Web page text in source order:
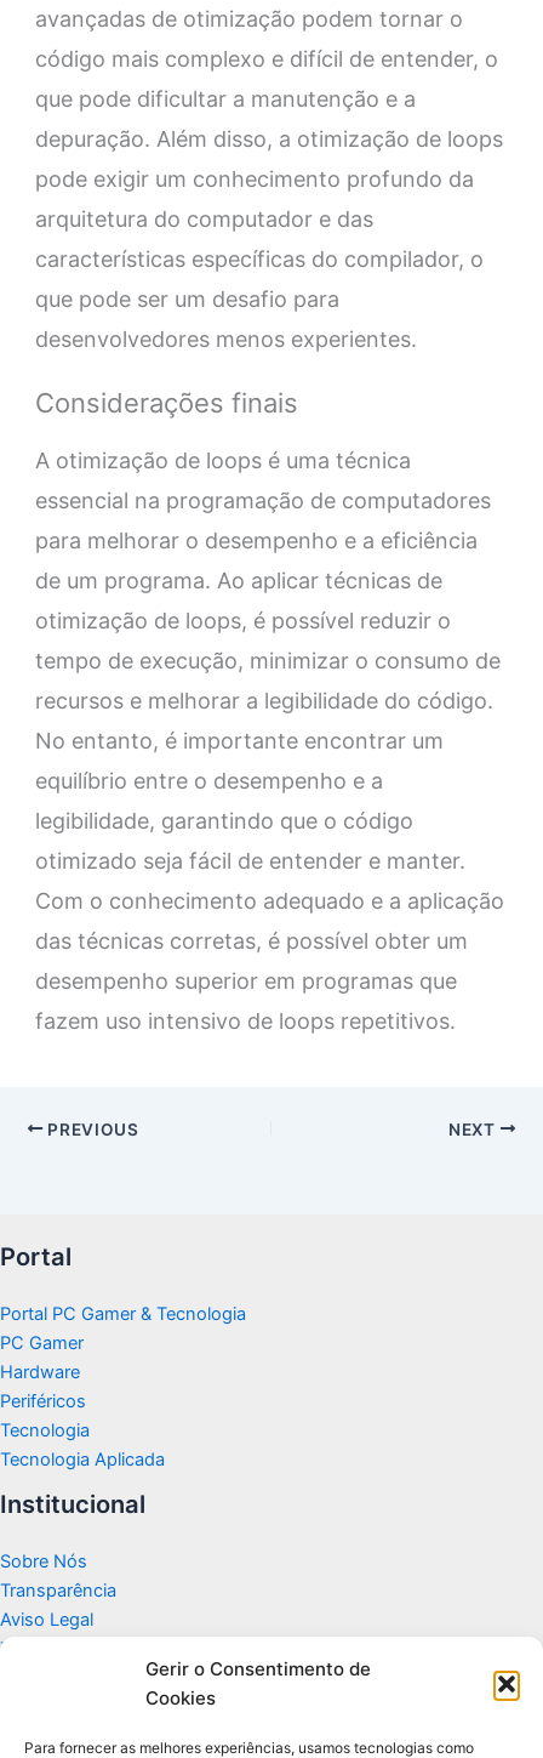
Gerir o Consentimento de
Cookies
Para fornecer as melhores experiências, usamos tecnologias como
avançadas de otimização podem tornar o
código mais complexo e difícil de entender, o
que pode dificultar a manutenção e a
depuração. Além disso, a otimização de loops
pode exigir um conhecimento profundo da
arquitetura do computador e das
características específicas do compilador, o
que pode ser um desafio para
desenvolvedores menos experientes.
Considerações finais
A otimização de loops é uma técnica
essencial na programação de computadores
para melhorar o desempenho e a eficiência
de um programa. Ao aplicar técnicas de
otimização de loops, é possível reduzir o
tempo de execução, minimizar o consumo de
recursos e melhorar a legibilidade do código.
No entanto, é importante encontrar um
equilíbrio entre o desempenho e a
legibilidade, garantindo que o código
otimizado seja fácil de entender e manter.
Com o conhecimento adequado e a aplicação
das técnicas corretas, é possível obter um
desempenho superior em programas que
fazem uso intensivo de loops repetitivos.
PREVIOUS NEXT
Portal
Portal PC Gamer & Tecnologia
PC Gamer
Hardware
Periféricos
Tecnologia
Tecnologia Aplicada
Institucional
Sobre Nós
Transparência
Aviso Legal
Termos de Uso
Politicas de Privacidade e Cookies
Apoio